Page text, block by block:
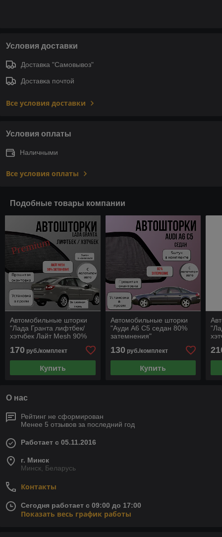
Условия доставки
Доставка "Самовывоз"
Доставка почтой
Все условия доставки
Условия оплаты
Наличными
Все условия оплаты
Подобные товары компании
Автомобильные шторки
"Лада Гранта лифтбек/
хэтчбек Лайт Mesh 90%
170 руб./комплект
Купить
Автомобильные шторки
"Ауди А6 С5 седан 80%
затемнения"
130руб./комплект
Купить
О нас
Рейтинг не сформирован
Менее 5 отзывов за последний год
Работает с 05.11.2016
г. Минск
Минск, Беларусь
Контакты
Сегодня работает с 09:00 до 17:00
Показать весь график работы